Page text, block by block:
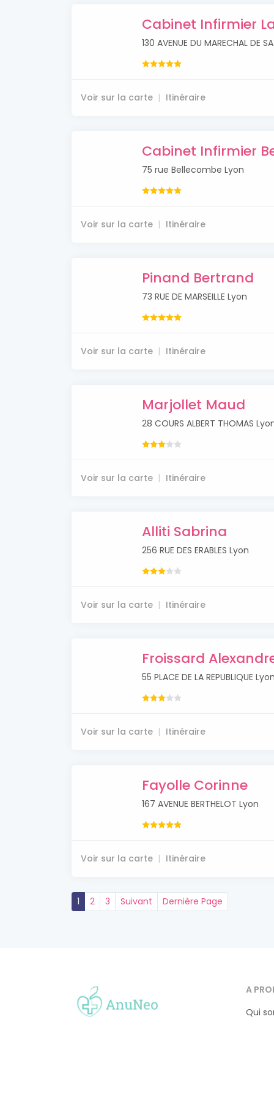
Cabinet Infirmier
130 AVENUE DU MARECHAL DE
Voir sur la carte Itinéraire
Cabinet Infirmier
75 rue Bellecombe Lyon
Voir sur la carte Itinéraire
Pinand Bertrand
73 RUE DE MARSEILLE Lyon
Voir sur la carte Itinéraire
Marjollet Maud
28 COURS ALBERT THOMAS
Voir sur la carte Itinéraire
Alliti Sabrina
256 RUE DES ERABLES Lyon
Voir sur la carte Itinéraire
Froissard
55 PLACE DE LA REPUBLIQUE Lyon
Voir sur la carte Itinéraire
Fayolle Corinne
167 AVENUE BERTHELOT Lyon
Voir sur la carte Itinéraire
1 2 3 Suivant Dernière Page
A
Qui